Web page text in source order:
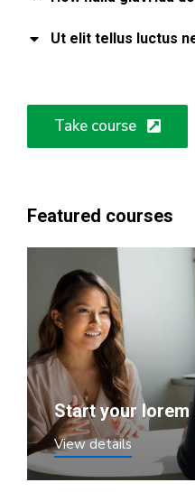
Ut elit tellus luctus
Take course
Featured courses
Start your
View details